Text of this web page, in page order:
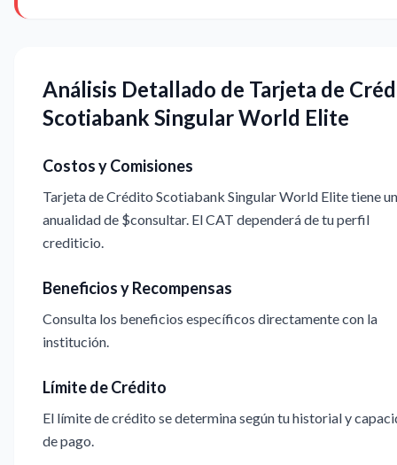
Análisis Detallado de Tarjeta de
Scotiabank Singular World Elite
Costos y Comisiones
Tarjeta de Crédito Scotiabank Singular World Elite tiene
anualidad de $consultar. El CAT dependerá de tu perfil
crediticio.
Beneficios y Recompensas
Consulta los beneficios específicos directamente con la
institución.
Límite de Crédito
El límite de crédito se determina según tu historial y
de pago.